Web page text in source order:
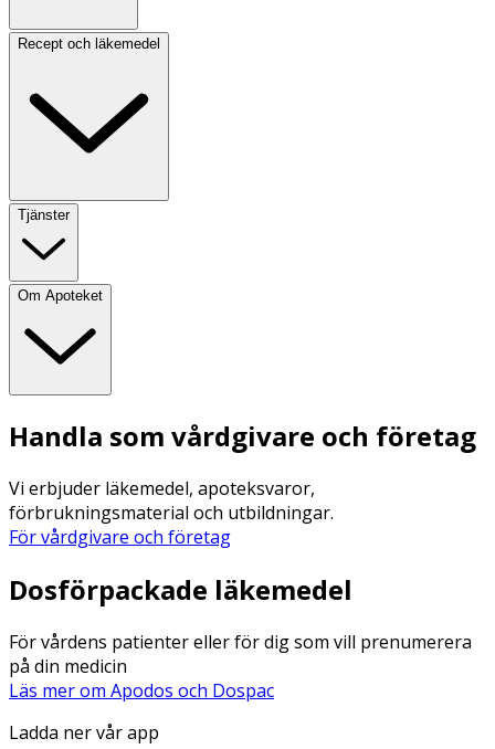
Recept och läkemedel
Tjänster
Om Apoteket
Handla som vårdgivare och företag
Vi erbjuder läkemedel, apoteksvaror,
förbrukningsmaterial och utbildningar.
För vårdgivare och företag
Dosförpackade läkemedel
För vårdens patienter eller för dig som vill prenumerera
på din medicin
Läs mer om Apodos och Dospac
Ladda ner vår app